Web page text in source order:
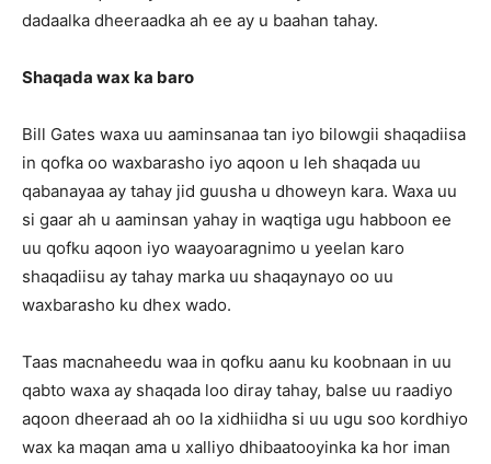
dadaalka dheeraadka ah ee ay u baahan tahay.
Shaqada wax ka baro
Bill Gates waxa uu aaminsanaa tan iyo bilowgii shaqadiisa
in qofka oo waxbarasho iyo aqoon u leh shaqada uu
qabanayaa ay tahay jid guusha u dhoweyn kara. Waxa uu
si gaar ah u aaminsan yahay in waqtiga ugu habboon ee
uu qofku aqoon iyo waayoaragnimo u yeelan karo
shaqadiisu ay tahay marka uu shaqaynayo oo uu
waxbarasho ku dhex wado.
Taas macnaheedu waa in qofku aanu ku koobnaan in uu
qabto waxa ay shaqada loo diray tahay, balse uu raadiyo
aqoon dheeraad ah oo la xidhiidha si uu ugu soo kordhiyo
wax ka maqan ama u xalliyo dhibaatooyinka ka hor iman